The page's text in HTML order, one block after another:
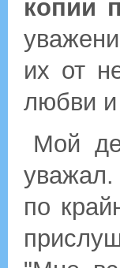
копии
их от
любви
Мой
по